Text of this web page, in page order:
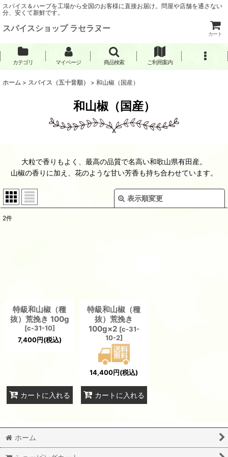
スパイス＆ハーブを工場から全国のお客様に直接お届け。問屋や店舗を通さない
分、安くて新鮮です。
スパイスショップ ラセラヌー
カート
カテゴリ マイページ 商品検索 ご利用案内
ホーム > スパイス（五十音順） > 和山椒（国産）
和山椒（国産）
大粒で香りもよく、最高の品質で名高い和歌山県有田産。
山椒の香りに加え、花のような甘い芳香も持ち合わせています。
表示順変更
2件
特級和山椒（種
抜）荒挽き 100g
[c-31-10]
7,400円(税込)
カートに入れる
特級和山椒（種
抜）荒挽き
100g×2 [c-31-
10-2]
14,400円(税込)
カートに入れる
ホーム